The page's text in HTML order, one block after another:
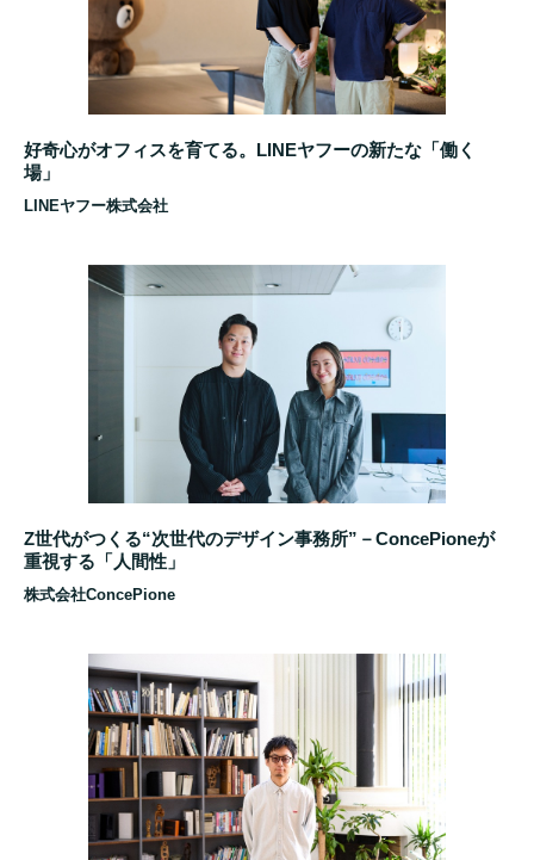
好奇心がオフィスを育てる。LINEヤフーの新たな「働く
場」
LINEヤフー株式会社
Z世代がつくる“次世代のデザイン事務所”－ConcePioneが
重視する「人間性」
株式会社ConcePione